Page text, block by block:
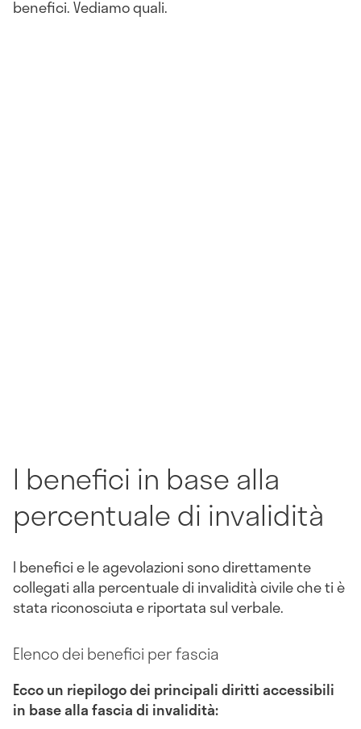
benefici. Vediamo quali.
I benefici in base alla
percentuale di invalidità
I benefici e le agevolazioni sono direttamente
collegati alla percentuale di invalidità civile che ti è
stata riconosciuta e riportata sul verbale.
Elenco dei benefici per fascia
Ecco un riepilogo dei principali diritti accessibili
in base alla fascia di invalidità: